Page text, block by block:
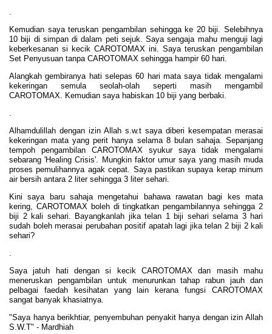
.
Kemudian saya teruskan pengambilan sehingga ke 20 biji. Selebihnya
10 biji di simpan di dalam peti sejuk. Saya sengaja mahu menguji lagi
keberkesanan si kecik CAROTOMAX ini. Saya teruskan pengambilan
Set Penyusuan tanpa CAROTOMAX sehingga hampir 60 hari.
Alangkah gembiranya hati selepas 60 hari mata saya tidak mengalami
kekeringan semula seolah-olah seperti masih mengambil
CAROTOMAX. Kemudian saya habiskan 10 biji yang berbaki.
.
Alhamdulillah dengan izin Allah s.w.t saya diberi kesempatan merasai
kekeringan mata yang perit hanya selama 8 bulan sahaja. Sepanjang
tempoh pengambilan CAROTOMAX syukur saya tidak mengalami
sebarang 'Healing Crisis'. Mungkin faktor umur saya yang masih muda
proses pemulihannya agak cepat. Saya pastikan supaya kerap minum
air bersih antara 2 liter sehingga 3 liter sehari.
Kini saya baru sahaja mengetahui bahawa rawatan bagi kes mata
kering, CAROTOMAX boleh di tingkatkan pengambilannya sehingga 2
biji 2 kali sehari. Bayangkanlah jika telan 1 biji sehari selama 3 hari
sudah boleh merasai perubahan positif apatah lagi jika telan 2 biji 2 kali
sehari?
.
Saya jatuh hati dengan si kecik CAROTOMAX dan masih mahu
meneruskan pengambilan untuk menurunkan tahap rabun jauh dan
pelbagai faedah kesihatan yang lain kerana fungsi CAROTOMAX
sangat banyak khasiatnya.
"Saya hanya berikhtiar, penyembuhan penyakit hanya dengan izin Allah
S.W.T" - Mardhiah